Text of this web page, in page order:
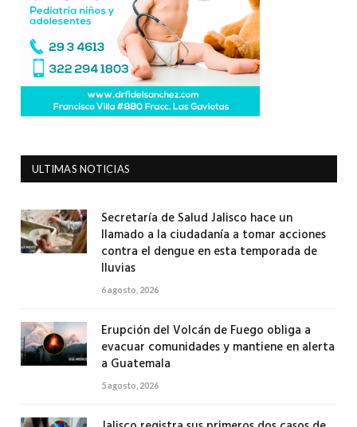
ULTIMAS NOTICIAS
Secretaría de Salud Jalisco hace un
llamado a la ciudadanía a tomar acciones
contra el dengue en esta temporada de
lluvias
6 agosto, 2026
Erupción del Volcán de Fuego obliga a
evacuar comunidades y mantiene en alerta
a Guatemala
5 agosto, 2026